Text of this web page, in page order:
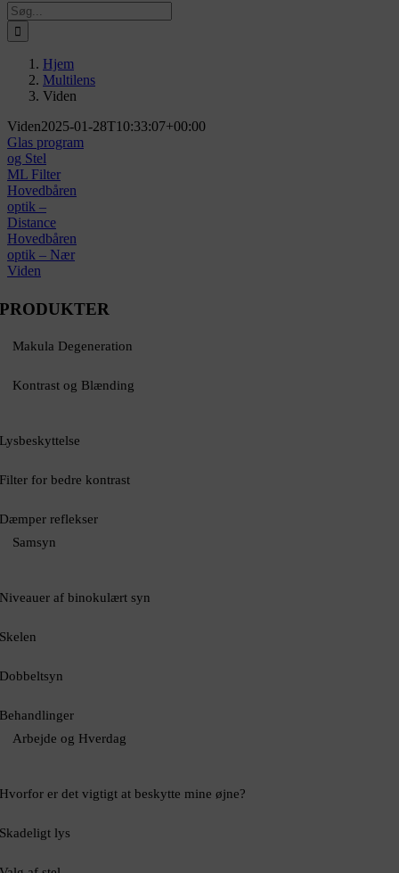
Søg
efter:
Hjem
Multilens
Viden
Viden2025-01-28T10:33:07+00:00
Glas program
og Stel
ML Filter
Hovedbåren
optik –
Distance
Hovedbåren
optik – Nær
Viden
PRODUKTER
Makula Degeneration
Kontrast og Blænding
Lysbeskyttelse
Filter for bedre kontrast
Dæmper reflekser
Samsyn
Niveauer af binokulært syn
Skelen
Dobbeltsyn
Behandlinger
Arbejde og Hverdag
Hvorfor er det vigtigt at beskytte mine øjne?
Skadeligt lys